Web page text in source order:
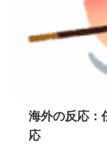
海外の反応：
応